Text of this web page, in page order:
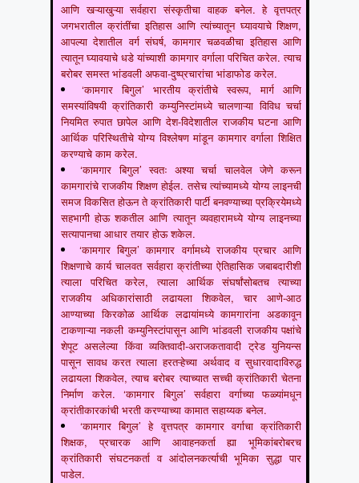
आणि खऱ्याखुऱ्या सर्वहारा संस्कृतीचा वाहक बनेल. हे वृत्तपत्र
जगभरातील क्रांतींचा इतिहास आणि त्यांच्यातून घ्यावयाचे शिक्षण,
आपल्या देशातील वर्ग संघर्ष, कामगार चळवळीचा इतिहास आणि
त्यातून घ्यावयाचे धडे यांच्याशी कामगार वर्गाला परिचित करेल. त्याच
बरोबर समस्त भांडवली अफवा-दुष्प्रचारांचा भांडाफोड करेल.
‘कामगार बिगुल’ भारतीय क्रांतीचे स्वरूप, मार्ग आणि
समस्यांविषयी क्रांतिकारी कम्युनिस्टांमध्ये चालणाऱ्या विविध चर्चा
नियमित रुपात छापेल आणि देश-विदेशातील राजकीय घटना आणि
आर्थिक परिस्थितीचे योग्य विश्लेषण मांडून कामगार वर्गाला शिक्षित
करण्याचे काम करेल.
‘कामगार बिगुल’ स्वतः अश्या चर्चा चालवेल जेणे करून
कामगारांचे राजकीय शिक्षण होईल. तसेच त्यांच्यामध्ये योग्य लाइनची
समज विकसित होऊन ते क्रांतिकारी पार्टी बनवण्याच्या प्रक्रियेमध्ये
सहभागी होऊ शकतील आणि त्यातून व्यवहारामध्ये योग्य लाइनच्या
सत्यापानचा आधार तयार होऊ शकेल.
‘कामगार बिगुल’ कामगार वर्गामध्ये राजकीय प्रचार आणि
शिक्षणाचे कार्य चालवत सर्वहारा क्रांतीच्या ऐतिहासिक जबाबदारीशी
त्याला परिचित करेल, त्याला आर्थिक संघर्षांसोबतच त्याच्या
राजकीय अधिकारांसाठी लढायला शिकवेल, चार आणे-आठ
आण्याच्या किरकोळ आर्थिक लढायांमध्ये कामगारांना अडकावून
टाकणाऱ्या नकली कम्युनिस्टांपासून आणि भांडवली राजकीय पक्षांचे
शेपूट असलेल्या किंवा व्यक्तिवादी-अराजकतावादी ट्रेड युनियन्स
पासून सावध करत त्याला हरतऱ्हेच्या अर्थवाद व सुधारवादाविरुद्ध
लढायला शिकवेल, त्याच बरोबर त्याच्यात सच्ची क्रांतिकारी चेतना
निर्माण करेल. ‘कामगार बिगुल’ सर्वहारा वर्गाच्या फळ्यांमधून
क्रांतीकारकांची भरती करण्याच्या कामात सहाय्यक बनेल.
‘कामगार बिगुल’ हे वृत्तपत्र कामगार वर्गाचा क्रांतिकारी
शिक्षक, प्रचारक आणि आवाहनकर्ता ह्या भूमिकांबरोबरच
क्रांतिकारी संघटनकर्ता व आंदोलनकर्त्याची भूमिका सुद्धा पार
पाडेल.